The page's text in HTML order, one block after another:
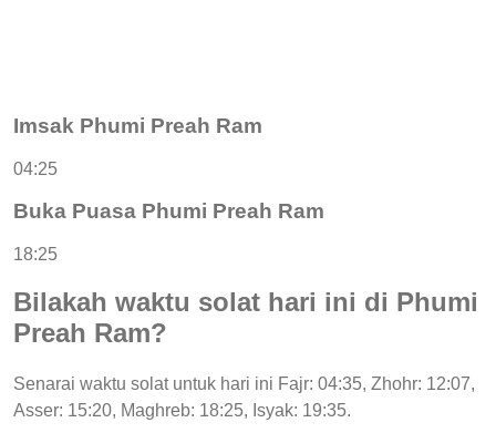
Imsak Phumi Preah Ram
04:25
Buka Puasa Phumi Preah Ram
18:25
Bilakah waktu solat hari ini di Phumi
Preah Ram?
Senarai waktu solat untuk hari ini Fajr: 04:35, Zhohr: 12:07,
Asser: 15:20, Maghreb: 18:25, Isyak: 19:35.